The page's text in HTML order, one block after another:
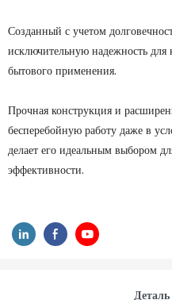
Созданный с учетом
исключительную надежность
бытового применения.
Прочная конструкция и
бесперебойную работу даже в
делает его идеальным выбором
эффективности.